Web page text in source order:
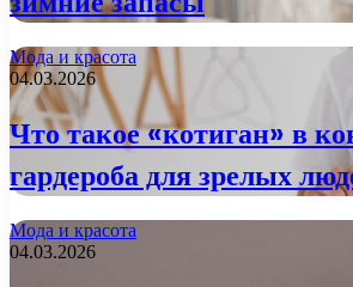
Мода и красота
04.03.2026
Что такое «котиган» в
гардероба для зрелых
Мода и красота
04.03.2026